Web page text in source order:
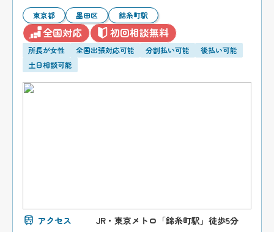
東京都 墨田区 錦糸町駅
全国対応 初回相談無料
所長が女性 全国出張対応可能 分割払い可能
後払い可能
土日相談可能
アクセス JR・東京メトロ「錦糸町駅」徒歩5分